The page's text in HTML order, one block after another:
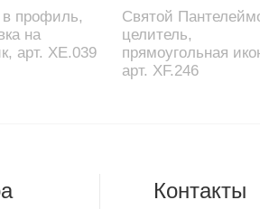
профиль,
на
арт. XE.039
Святой
целитель,
прямоугольная
арт. XF.246
Контакты